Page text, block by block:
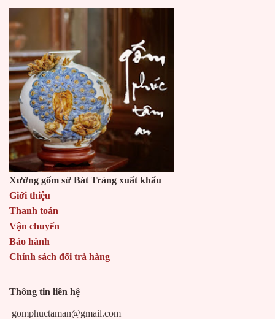
Xưởng gốm sứ Bát Tràng xuất khẩu
Giới thiệu
Thanh toán
Vận chuyển
Bảo hành
Chính sách đổi trả hàng
Thông tin liên hệ
gomphuctaman@gmail.com